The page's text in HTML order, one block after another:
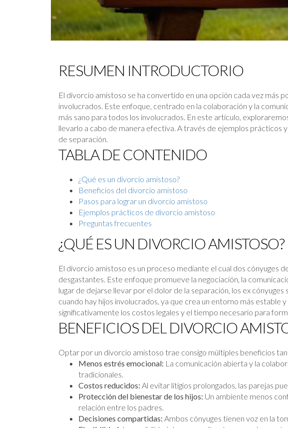
RESUMEN INTRODUCTORIO
El divorcio amistoso se ha convertido en una opción cada vez más
involucrados. Este enfoque, centrado en la colaboración y la
más sano para todos los involucrados. En este artículo,
llevarlo a cabo de manera efectiva. A través de ejemplos prácticos
de separación.
TABLA DE CONTENIDO
¿Qué es un divorcio amistoso?
Beneficios del divorcio amistoso
Pasos para lograr un divorcio amistoso
Ejemplos prácticos de divorcio amistoso
Preguntas frecuentes
¿QUÉ ES UN DIVORCIO AMISTOSO?
El divorcio amistoso es un proceso mediante el cual dos cónyuges
desgastantes. Este enfoque promueve la negociación, la
lugar de dejarse llevar por el dolor de la separación, los ex
cuando hay hijos involucrados, ya que crea un entorno más
significativamente los costos legales y el tiempo necesario para
BENEFICIOS DEL DIVORCIO
Optar por un divorcio amistoso trae consigo múltiples beneficios
Menos estrés emocional: La comunicación abierta y la
tradicionales.
Costos reducidos: Al evitar litigios prolongados, las parejas
Protección del bienestar de los hijos: Un ambiente menos
relación entre los padres.
Decisiones compartidas: Ambos cónyuges tienen voz en la